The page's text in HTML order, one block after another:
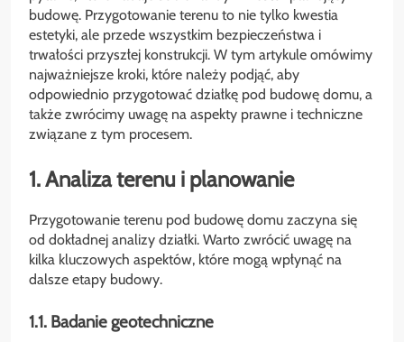
budowę. Przygotowanie terenu to nie tylko kwestia
estetyki, ale przede wszystkim bezpieczeństwa i
trwałości przyszłej konstrukcji. W tym artykule omówimy
najważniejsze kroki, które należy podjąć, aby
odpowiednio przygotować działkę pod budowę domu, a
także zwrócimy uwagę na aspekty prawne i techniczne
związane z tym procesem.
1. Analiza terenu i planowanie
Przygotowanie terenu pod budowę domu zaczyna się
od dokładnej analizy działki. Warto zwrócić uwagę na
kilka kluczowych aspektów, które mogą wpłynąć na
dalsze etapy budowy.
1.1. Badanie geotechniczne